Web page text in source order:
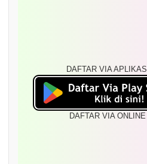
DAFTAR VIA APLIKASI
DAFTAR VIA ONLINE